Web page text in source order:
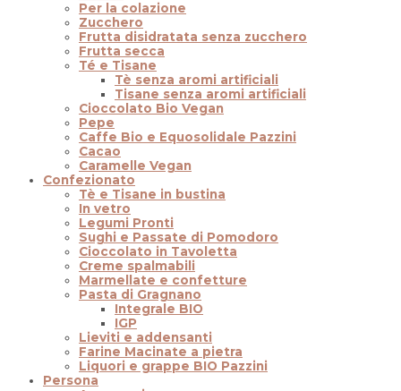
Per la colazione
Zucchero
Frutta disidratata senza zucchero
Frutta secca
Té e Tisane
Tè senza aromi artificiali
Tisane senza aromi artificiali
Cioccolato Bio Vegan
Pepe
Caffe Bio e Equosolidale Pazzini
Cacao
Caramelle Vegan
Confezionato
Tè e Tisane in bustina
In vetro
Legumi Pronti
Sughi e Passate di Pomodoro
Cioccolato in Tavoletta
Creme spalmabili
Marmellate e confetture
Pasta di Gragnano
Integrale BIO
IGP
Lieviti e addensanti
Farine Macinate a pietra
Liquori e grappe BIO Pazzini
Persona